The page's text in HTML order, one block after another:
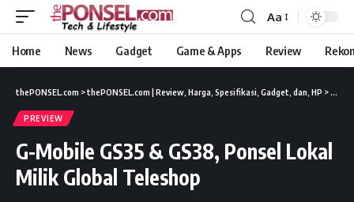
Aa
Home News Gadget Game & Apps Review
thePONSEL.com >thePONSEL.com | Review, Harga, Spesifikasi, Gadget, dan, HP >
PREVIEW
G-Mobile GS35 & GS38, Ponsel Lokal
Milik Global Teleshop